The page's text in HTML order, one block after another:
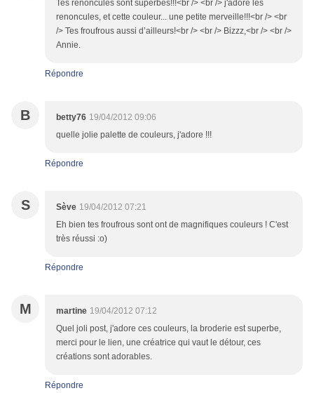
Tes renoncules sont superbes!!!<br /> <br /> j'adore les
renoncules, et cette couleur... une petite merveille!!!<br /> <br
/> Tes froufrous aussi d’ailleurs!<br /> <br /> Bizzz,<br /> <br />
Annie.
Répondre
B betty76 19/04/2012 09:06
quelle jolie palette de couleurs, j'adore !!!
Répondre
S Sève 19/04/2012 07:21
Eh bien tes froufrous sont ont de magnifiques couleurs ! C'est
très réussi :o)
Répondre
M martine 19/04/2012 07:12
Quel joli post, j'adore ces couleurs, la broderie est superbe,
merci pour le lien, une créatrice qui vaut le détour, ces
créations sont adorables.
Répondre